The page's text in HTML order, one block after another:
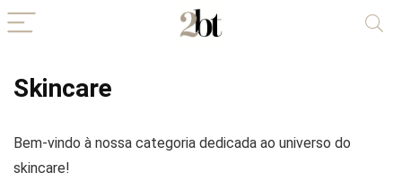
Skincare
Bem-vindo à nossa categoria dedicada ao universo do
skincare!